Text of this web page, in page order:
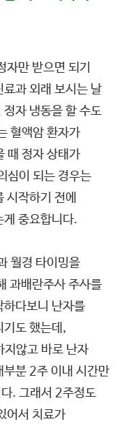
자만 받으면 되기
과 외래 보시는 날
자 냉동을 할 수도
혈액암 환자가
때 정자 상태가
심이 되는 경우는
시작하기 전에
게 중요합니다.
월경 타이밍을
과배란주사 주사를
하다보니 난자를
기도 했는데,
지않고 바로 난자
부분 2주 이내 시간만
. 그래서 2주정도
어서 치료가